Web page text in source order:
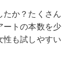
たか？たくさん
ートの本数を少
性も試しやすい